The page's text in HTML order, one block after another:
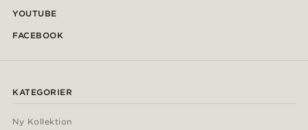
YOUTUBE
FACEBOOK
KATEGORIER
Ny Kollektion